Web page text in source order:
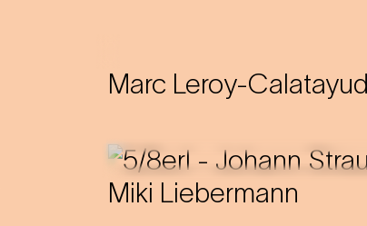
Marc Leroy-Calatayud
Miki Liebermann